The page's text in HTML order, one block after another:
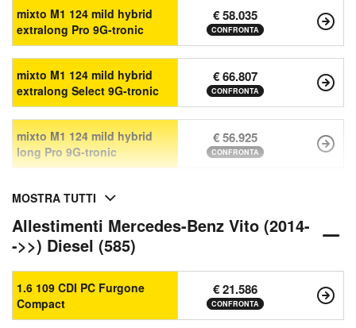
mixto M1 124 mild hybrid
extralong Pro 9G-tronic
€ 58.035
CONFRONTA
mixto M1 124 mild hybrid
extralong Select 9G-tronic
€ 66.807
CONFRONTA
mixto M1 124 mild hybrid
long Pro 9G-tronic
€ 56.925
CONFRONTA
MOSTRA TUTTI
Allestimenti Mercedes-Benz Vito (2014-
->>) Diesel (585)
1.6 109 CDI PC Furgone
Compact
€ 21.586
CONFRONTA